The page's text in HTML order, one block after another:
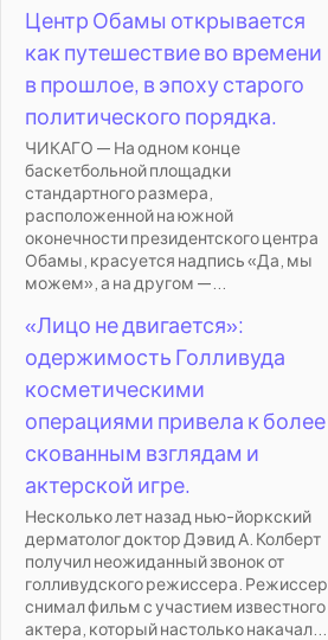
Центр Обамы открывается
как путешествие во времени
в прошлое, в эпоху старого
политического порядка.
ЧИКАГО — На одном конце
баскетбольной площадки
стандартного размера,
расположенной на южной
оконечности президентского центра
Обамы, красуется надпись «Да, мы
можем», а на другом —...
«Лицо не двигается»:
одержимость Голливуда
косметическими
операциями привела к более
скованным взглядам и
актерской игре.
Несколько лет назад нью-йоркский
дерматолог доктор Дэвид А. Колберт
получил неожиданный звонок от
голливудского режиссера. Режиссер
снимал фильм с участием известного
актера, который настолько накачал...